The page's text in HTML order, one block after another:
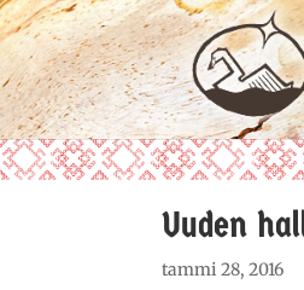
Uuden
tammi 28, 2016